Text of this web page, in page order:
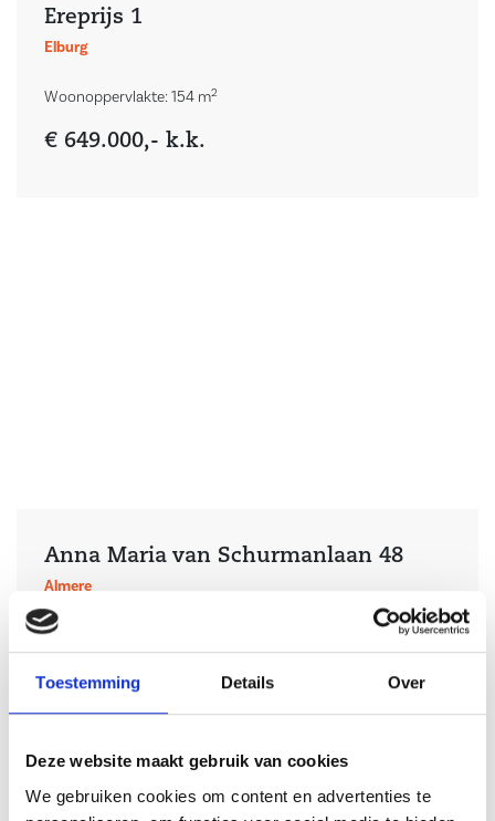
Toestemming Details Over
Deze website maakt gebruik van cookies
We gebruiken cookies om content en advertenties te
Ereprijs 1
Elburg
Woonoppervlakte: 154 m2
€ 649.000,- k.k.
Anna Maria van Schurmanlaan 48
Almere
Woonoppervlakte: 94 m
€ 525.000,- k.k.